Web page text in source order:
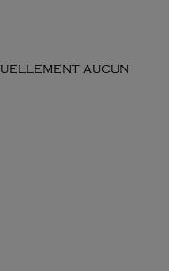
aucun